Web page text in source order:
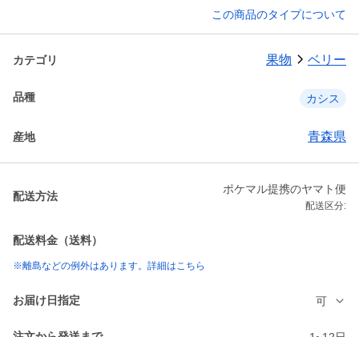
この商品のタイプについて
カテゴリ 果物 ベリー
品種 カシス
産地 青森県
配送方法
ポケマル提携のヤマト便
配送区分:
配送料金（送料）
※離島などの例外はあります。詳細はこちら
お届け日指定 可